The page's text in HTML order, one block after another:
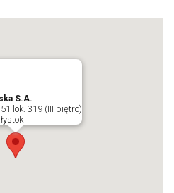
S.A.
lok. 319 (III piętro)